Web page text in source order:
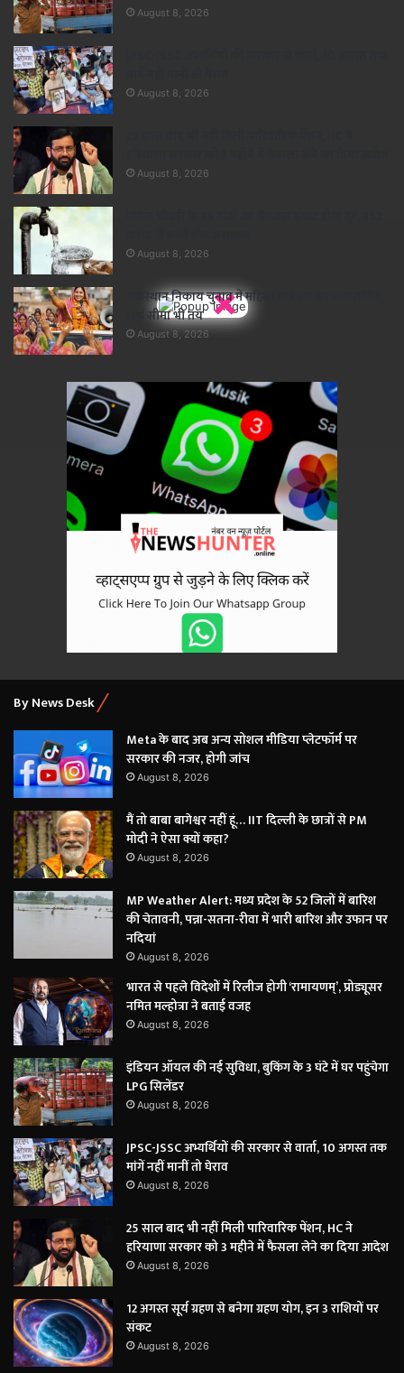
×
August 8, 2026
August 8, 2026
August 8, 2026
August 8, 2026
राजस्थान निकाय चुनाव में महिला आरक्षण का नया गणित,
खर्च सीमा भी तय
August 8, 2026
By News Desk
Meta के बाद अब अन्य सोशल मीडिया प्लेटफॉर्म पर
सरकार की नजर, होगी जांच
August 8, 2026
मैं तो बाबा बागेश्वर नहीं हूं… IIT दिल्ली के छात्रों से PM
मोदी ने ऐसा क्यों कहा?
August 8, 2026
MP Weather Alert: मध्य प्रदेश के 52 जिलों में बारिश
की चेतावनी, पन्ना-सतना-रीवा में भारी बारिश और उफान पर
नदियां
August 8, 2026
भारत से पहले विदेशों में रिलीज होगी ‘रामायणम्’, प्रोड्यूसर
नमित मल्होत्रा ने बताई वजह
August 8, 2026
इंडियन ऑयल की नई सुविधा, बुकिंग के 3 घंटे में घर पहुंचेगा
LPG सिलेंडर
August 8, 2026
JPSC-JSSC अभ्यर्थियों की सरकार से वार्ता, 10 अगस्त तक
मांगें नहीं मानीं तो घेराव
August 8, 2026
25 साल बाद भी नहीं मिली पारिवारिक पेंशन, HC ने
हरियाणा सरकार को 3 महीने में फैसला लेने का दिया आदेश
August 8, 2026
12 अगस्त सूर्य ग्रहण से बनेगा ग्रहण योग, इन 3 राशियों पर
संकट
August 8, 2026